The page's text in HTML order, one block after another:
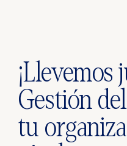
¡Llevemos
Gestión
tu